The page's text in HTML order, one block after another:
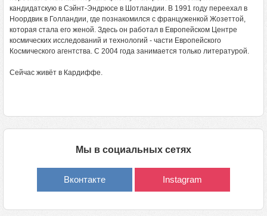
кандидатскую в Сэйнт-Эндрюсе в Шотландии. В 1991 году переехал в
Ноордвик в Голландии, где познакомился с француженкой Жозеттой,
которая стала его женой. Здесь он работал в Европейском Центре
космических исследований и технологий - части Европейского
Космического агентства. С 2004 года занимается только литературой.
Сейчас живёт в Кардиффе.
Мы в социальных сетях
Вконтакте Instagram